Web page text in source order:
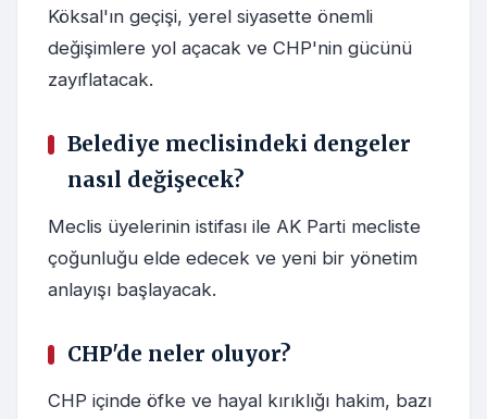
Köksal'ın geçişi, yerel siyasette önemli
değişimlere yol açacak ve CHP'nin gücünü
zayıflatacak.
Belediye meclisindeki dengeler
nasıl değişecek?
Meclis üyelerinin istifası ile AK Parti mecliste
çoğunluğu elde edecek ve yeni bir yönetim
anlayışı başlayacak.
CHP'de neler oluyor?
CHP içinde öfke ve hayal kırıklığı hakim, bazı